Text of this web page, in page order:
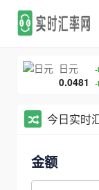
日元
0.0481
今日实时
金额